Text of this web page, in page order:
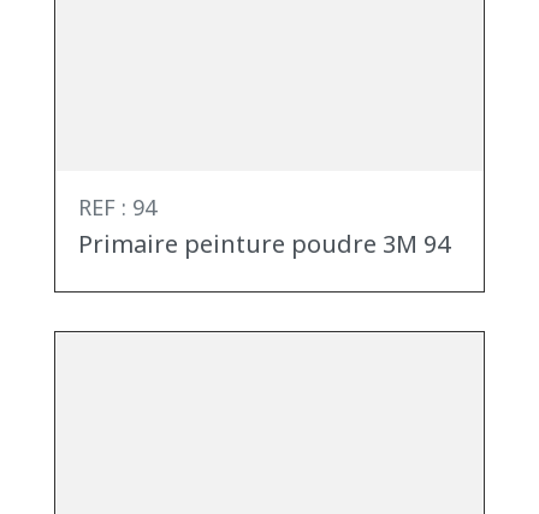
REF : 94
Primaire peinture poudre 3M 94